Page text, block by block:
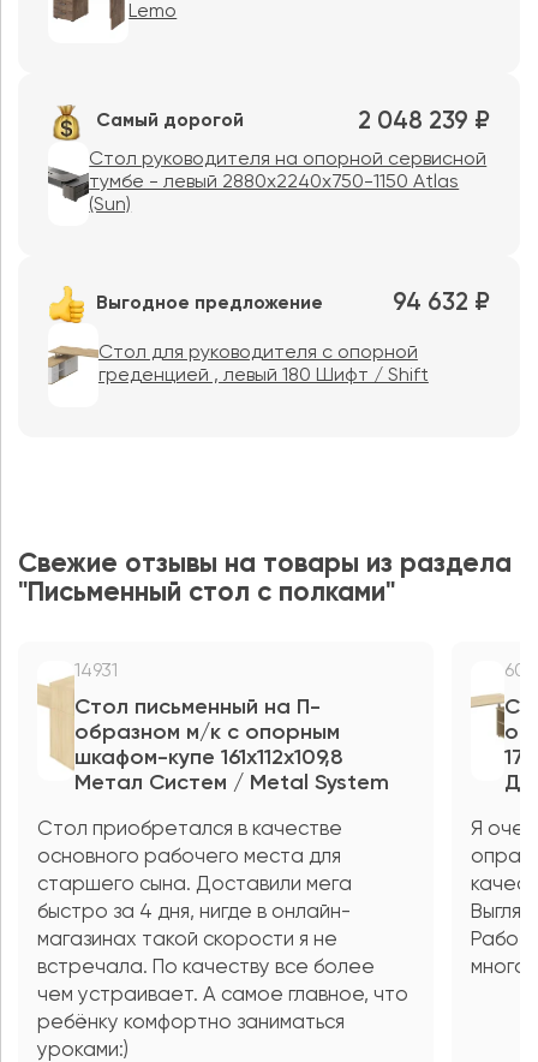
Lemo
Самый дорогой 2 048 239 ₽
Стол руководителя на опорной сервисной
тумбе - левый 2880x2240x750-1150 Atlas
(Sun)
Выгодное предложение 94 632 ₽
Стол для руководителя с опорной
греденцией , левый 180 Шифт / Shift
Свежие отзывы на товары из раздела
"Письменный стол с полками"
14931
Стол письменный на П-
образном м/к с опорным
шкафом-купе 161x112x109,8
Метал Систем / Metal System
Стол приобретался в качестве
основного рабочего места для
старшего сына. Доставили мега
быстро за 4 дня, нигде в онлайн-
магазинах такой скорости я не
встречала. По качеству все более
чем устраивает. А самое главное, что
ребёнку комфортно заниматься
уроками:)
Я
много